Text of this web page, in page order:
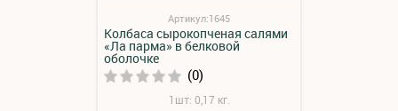
Артикул:1645
Колбаса сырокопченая салями
«Ла парма» в белковой
оболочке
(0)
1шт: 0,17 кг.